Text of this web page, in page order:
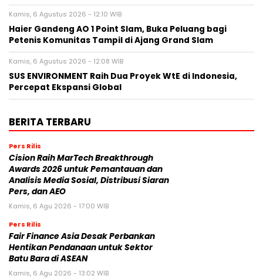
Kamis, 6 Agustus 2026 - 12:10 WIB
Haier Gandeng AO 1 Point Slam, Buka Peluang bagi
Petenis Komunitas Tampil di Ajang Grand Slam
Kamis, 6 Agustus 2026 - 12:08 WIB
SUS ENVIRONMENT Raih Dua Proyek WtE di Indonesia,
Percepat Ekspansi Global
BERITA TERBARU
Pers Rilis
Cision Raih MarTech Breakthrough
Awards 2026 untuk Pemantauan dan
Analisis Media Sosial, Distribusi Siaran
Pers, dan AEO
Kamis, 6 Agu 2026 - 17:00 WIB
Pers Rilis
Fair Finance Asia Desak Perbankan
Hentikan Pendanaan untuk Sektor
Batu Bara di ASEAN
Kamis, 6 Agu 2026 - 13:02 WIB